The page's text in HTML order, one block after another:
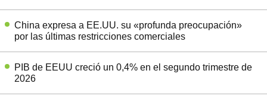
China expresa a EE.UU. su «profunda preocupación»
por las últimas restricciones comerciales
PIB de EEUU creció un 0,4% en el segundo trimestre de
2026